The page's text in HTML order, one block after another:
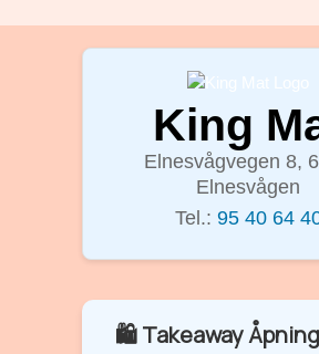
King
Elnesvågvegen 8,
Elnesvågen
Tel.: 95 40 64
🛍️ Takeaway